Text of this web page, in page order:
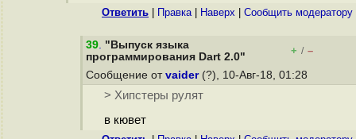
Ответить Правка| Наверх Cообщить модератору
39. "Выпуск языка
программирования Dart 2.0"
+ / –
Сообщение от vaider(?), 10-Авг-18, 01:28
> Хипстеры рулят
в кювет